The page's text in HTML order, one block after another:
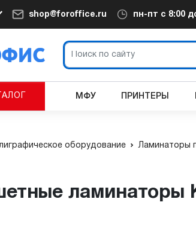
shop@foroffice.ru пн-пт с 8:00
МФУ ПРИНТЕРЫ
оборудование Ламинаторы
ламинаторы